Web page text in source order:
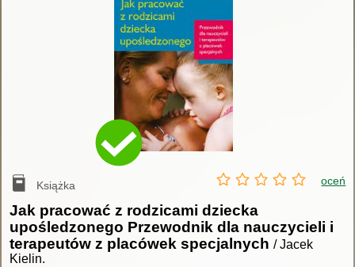
Książka oceń
Jak pracować z rodzicami dziecka
upośledzonego Przewodnik dla nauczycieli i
terapeutów z placówek specjalnych / Jacek
Kielin.